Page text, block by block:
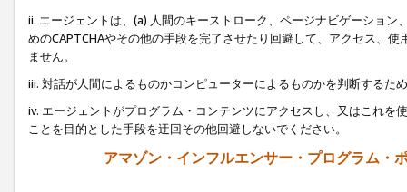
ii. エージェントは、(a) 人間のキーストローク、ページナビゲーショ
めのCAPTCHAやその他の手段を完了させたり回避して、アクセス、
ません。
iii. 対話が人間によるものかコンピューターによるものかを判断するた
iv. エージェントがプログラム・コンテンツにアクセスし、又はこれ
ことを目的とした手段を迂回その他回避しないでください。
アマゾン・インフルエンサー・プログラム・